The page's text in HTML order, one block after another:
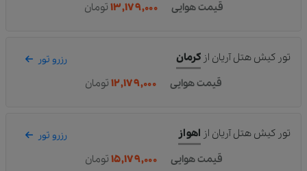
قیمت هوایی ۱۳,۱۷۹,۰۰۰ تومان
تور کیش هتل آریان از کرمان رزرو تور
قیمت هوایی ۱۲,۱۷۹,۰۰۰ تومان
تور کیش هتل آریان از اهواز رزرو تور
قیمت هوایی ۱۵,۱۷۹,۰۰۰ تومان